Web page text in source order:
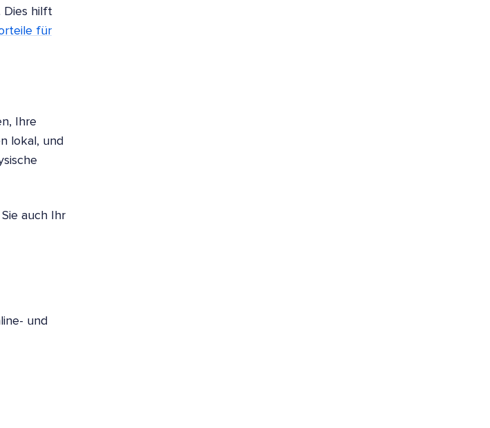
Dies hilft
für
Ihre
lokal, und
auch Ihr
und